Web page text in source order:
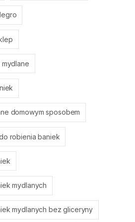
domowym sposobem
robienia baniek
mydlanych
mydlanych bez gliceryny